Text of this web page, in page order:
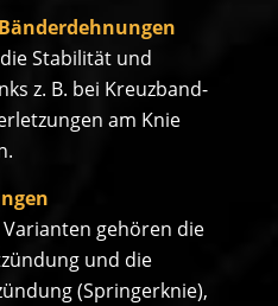
Stabilität und
z. B. bei Kreuzband-
am Knie
gehören die
und die
(Springerknie),